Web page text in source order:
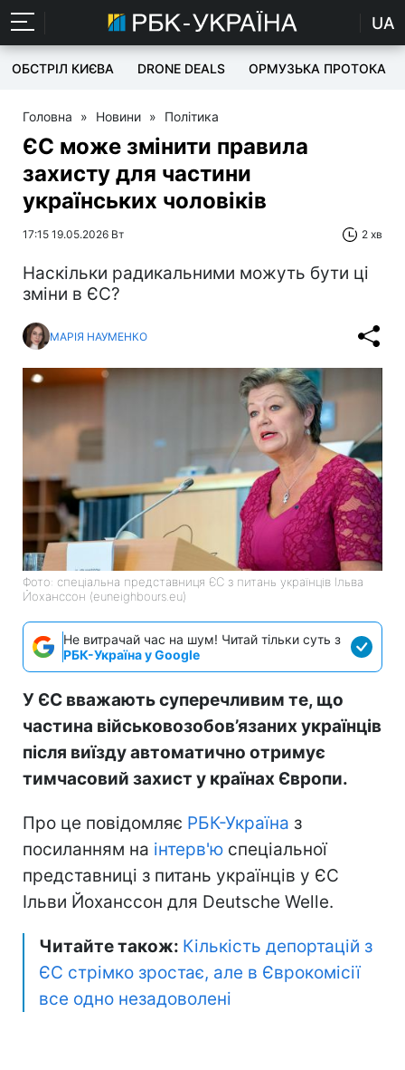
UA
ОБСТРІЛ КИЄВА DRONE DEALS ОРМУЗЬКА ПРОТОКА
Головна » Новини » Політика
ЄС може змінити правила
захисту для частини
українських чоловіків
17:15 19.05.2026 Вт 2 хв
Наскільки радикальними можуть бути ці
зміни в ЄС?
МАРІЯ НАУМЕНКО
Фото: спеціальна представниця ЄС з питань українців Ільва
Йоханссон (euneighbours.eu)
Не витрачай час на шум! Читай тільки суть з
РБК-Україна у Google
У ЄС вважають суперечливим те, що
частина військовозобов’язаних українців
після виїзду автоматично отримує
тимчасовий захист у країнах Європи.
Про це повідомляє РБК-Україна з
посиланням на інтерв'ю спеціальної
представниці з питань українців у ЄС
Ільви Йоханссон для Deutsche Welle.
Читайте також: Кількість депортацій з
ЄС стрімко зростає, але в Єврокомісії
все одно незадоволені